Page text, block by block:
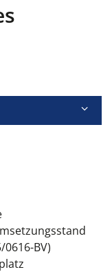
0616-BV)